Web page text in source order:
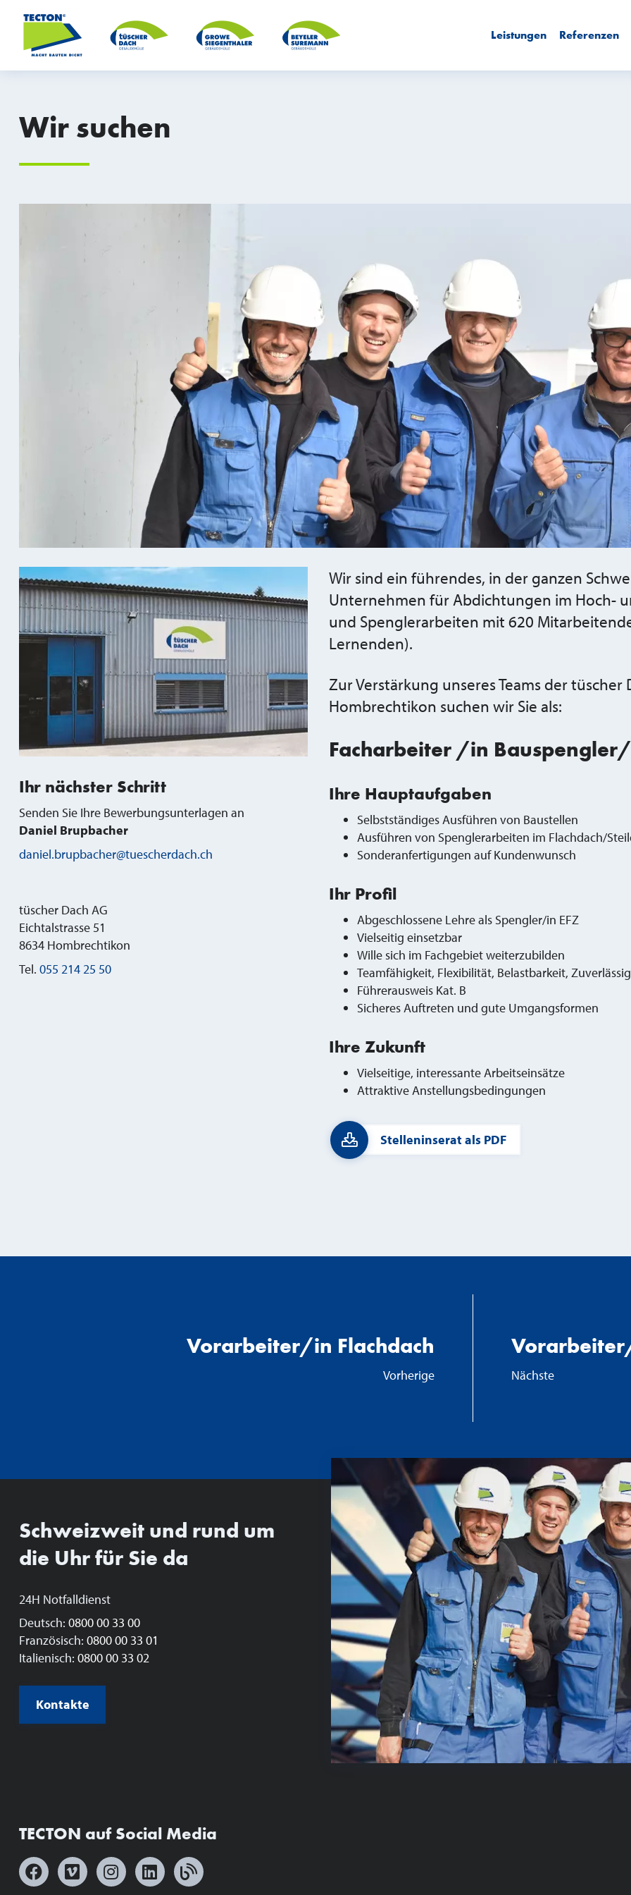
Leistungen Referenzen
Wir suchen
Wir sind ein führendes, in der ganzen
Unternehmen für Abdichtungen im Hoch-
und Spenglerarbeiten mit 620
Lernenden).
Zur Verstärkung unseres Teams der tüscher
Hombrechtikon suchen wir Sie als:
Facharbeiter /in
Ihre Hauptaufgaben
Selbstständiges Ausführen von Baustellen
Ausführen von Spenglerarbeiten im Flachdach/
Sonderanfertigungen auf Kundenwunsch
Ihr Profil
Abgeschlossene Lehre als Spengler/in EFZ
Vielseitig einsetzbar
Wille sich im Fachgebiet weiterzubilden
Teamfähigkeit, Flexibilität, Belastbarkeit,
Führerausweis Kat. B
Sicheres Auftreten und gute Umgangsformen
Ihre Zukunft
Vielseitige, interessante Arbeitseinsätze
Attraktive Anstellungsbedingungen
Stelleninserat als PDF
Ihr nächster Schritt
Senden Sie Ihre Bewerbungsunterlagen an
Daniel Brupbacher
daniel.brupbacher@tuescherdach.ch
tüscher Dach AG
Eichtalstrasse 51
8634 Hombrechtikon
Tel. 055 214 25 50
Vorarbeiter/in Flachdach
Vorherige Nächste
Schweizweit und rund um
die Uhr für Sie da
24H Notfalldienst
Deutsch: 0800 00 33 00
Französisch: 0800 00 33 01
Italienisch: 0800 00 33 02
Kontakte
TECTON auf Social Media